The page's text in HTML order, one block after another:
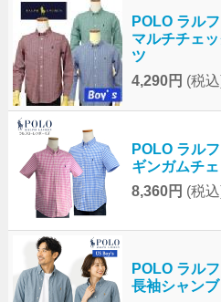
POLO ラル
マルチチェ
ツ
4,290円 (税
POLO ラル
ギンガムチ
8,360円 (税
POLO ラル
長袖シャン